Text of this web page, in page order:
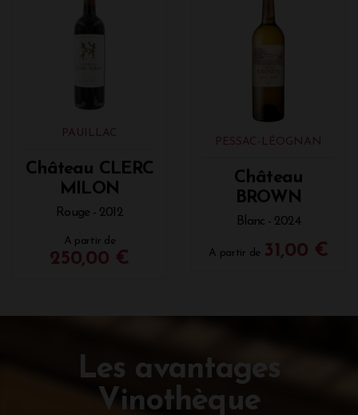
PAUILLAC
Château CLERC
MILON
Rouge - 2012
A partir de
250,00 €
PESSAC-LÉOGNAN
Château
BROWN
Blanc - 2024
A partir de 31,00 €
Les avantages
Vinothèque